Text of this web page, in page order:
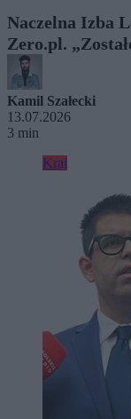
Naczelna Izba
Zero.pl.
Kamil Szałecki
13.07.2026
3 min
Kraj